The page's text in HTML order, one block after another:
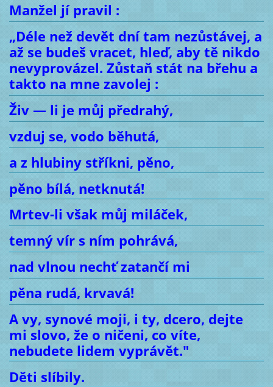
Manžel jí pravil :
„Déle než devět dní tam nezůstávej, a
až se budeš vracet, hleď, aby tě nikdo
nevyprovázel. Zůstaň stát na břehu a
takto na mne zavolej :
Živ — li je můj předrahý,
vzduj se, vodo běhutá,
a z hlubiny stříkni, pěno,
pěno bílá, netknutá!
Mrtev-li však můj miláček,
temný vír s ním pohrává,
nad vlnou nechť zatančí mi
pěna rudá, krvavá!
A vy, synové moji, i ty, dcero, dejte
mi slovo, že o ničeni, co víte,
nebudete lidem vyprávět."
Děti slíbily.